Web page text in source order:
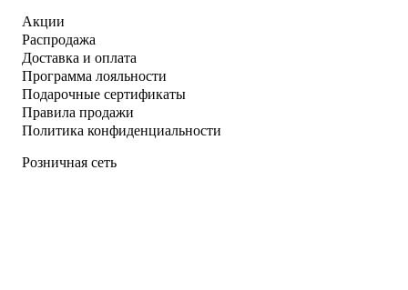
Акции
Распродажа
Доставка и оплата
Программа лояльности
Подарочные сертификаты
Правила продажи
Политика конфиденциальности
Розничная сеть